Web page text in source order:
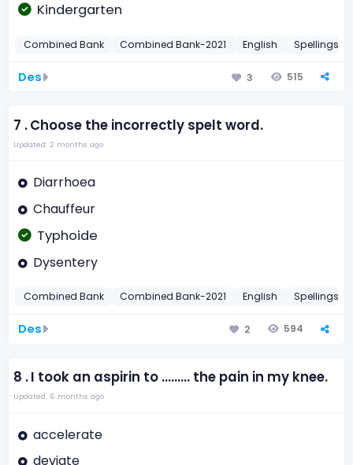
Kindergarten
Combined Bank Combined Bank-2021 English Spellings
Des 3 515
7 .Choose the incorrectly spelt word.
Updated: 2 months ago
Diarrhoea
Chauffeur
Typhoide
Dysentery
Combined Bank Combined Bank-2021 English Spellings
Des 2 594
8 .I took an aspirin to ......... the pain in my knee.
Updated: 6 months ago
accelerate
deviate